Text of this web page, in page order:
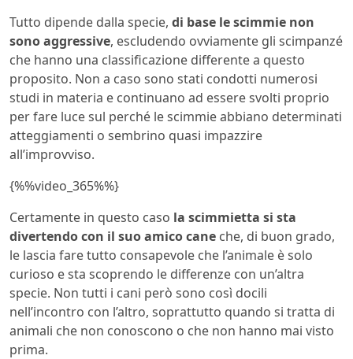
Tutto dipende dalla specie, di base le scimmie non
sono aggressive, escludendo ovviamente gli scimpanzé
che hanno una classificazione differente a questo
proposito. Non a caso sono stati condotti numerosi
studi in materia e continuano ad essere svolti proprio
per fare luce sul perché le scimmie abbiano determinati
atteggiamenti o sembrino quasi impazzire
all’improvviso.
{%%video_365%%}
Certamente in questo caso la scimmietta si sta
divertendo con il suo amico cane che, di buon grado,
le lascia fare tutto consapevole che l’animale è solo
curioso e sta scoprendo le differenze con un’altra
specie. Non tutti i cani però sono così docili
nell’incontro con l’altro, soprattutto quando si tratta di
animali che non conoscono o che non hanno mai visto
prima.